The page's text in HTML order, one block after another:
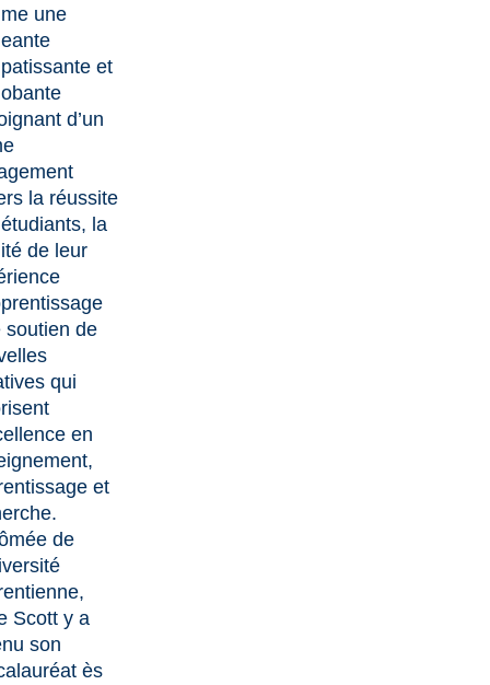
une
et
d’un
la réussite
la
de leur
soutien de
qui
en
et
de
Scott y a
son
ès